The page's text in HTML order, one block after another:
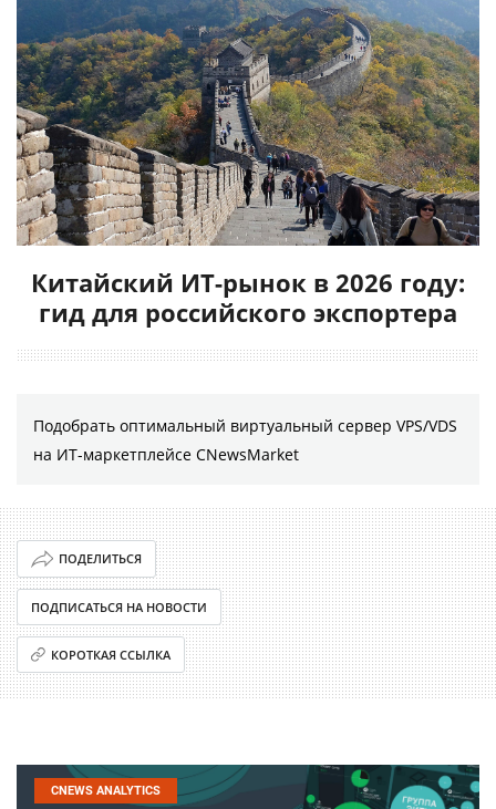
Китайский ИТ-рынок в 2026 году:
гид для российского экспортера
Подобрать оптимальный виртуальный сервер VPS/VDS
на ИТ-маркетплейсе CNewsMarket
ПОДЕЛИТЬСЯ
ПОДПИСАТЬСЯ НА НОВОСТИ
КОРОТКАЯ ССЫЛКА
CNEWS ANALYTICS